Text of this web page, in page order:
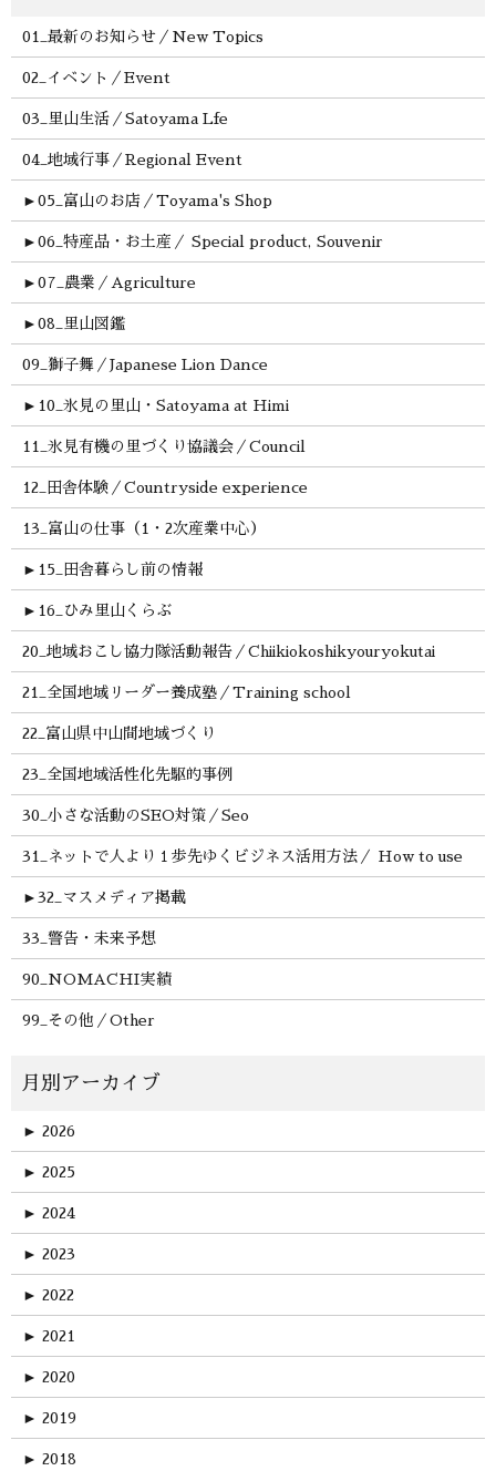
01_最新のお知らせ／New Topics
02_イベント／Event
03_里山生活／Satoyama Lfe
04_地域行事／Regional Event
► 05_富山のお店／Toyama's Shop
► 06_特産品・お土産／ Special product, Souvenir
► 07_農業／Agriculture
► 08_里山図鑑
09_獅子舞／Japanese Lion Dance
► 10_氷見の里山・Satoyama at Himi
11_氷見有機の里づくり協議会／Council
12_田舎体験／Countryside experience
13_富山の仕事（1・2次産業中心）
► 15_田舎暮らし前の情報
► 16_ひみ里山くらぶ
20_地域おこし協力隊活動報告／Chiikiokoshikyouryokutai
21_全国地域リーダー養成塾／Training school
22_富山県中山間地域づくり
23_全国地域活性化先駆的事例
30_小さな活動のSEO対策／Seo
31_ネットで人より１歩先ゆくビジネス活用方法／ How to use
► 32_マスメディア掲載
33_警告・未来予想
90_NOMACHI実績
99_その他／Other
► 2026
► 2025
► 2024
► 2023
► 2022
► 2021
► 2020
► 2019
► 2018